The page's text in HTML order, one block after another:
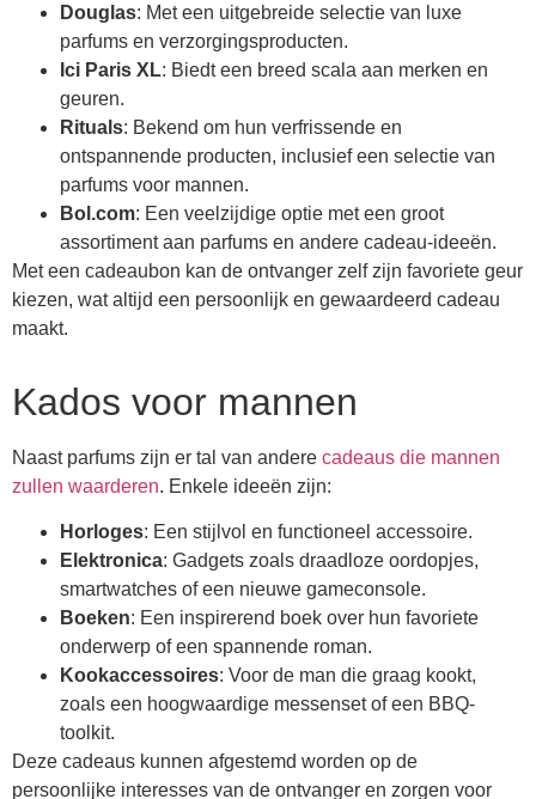
Douglas: Met een uitgebreide selectie van luxe
parfums en verzorgingsproducten.
Ici Paris XL: Biedt een breed scala aan merken en
geuren.
Rituals: Bekend om hun verfrissende en
ontspannende producten, inclusief een selectie van
parfums voor mannen.
Bol.com: Een veelzijdige optie met een groot
assortiment aan parfums en andere cadeau-ideeën.
Met een cadeaubon kan de ontvanger zelf zijn favoriete geur
kiezen, wat altijd een persoonlijk en gewaardeerd cadeau
maakt.
Kados voor mannen
Naast parfums zijn er tal van andere cadeaus die mannen
zullen waarderen. Enkele ideeën zijn:
Horloges: Een stijlvol en functioneel accessoire.
Elektronica: Gadgets zoals draadloze oordopjes,
smartwatches of een nieuwe gameconsole.
Boeken: Een inspirerend boek over hun favoriete
onderwerp of een spannende roman.
Kookaccessoires: Voor de man die graag kookt,
zoals een hoogwaardige messenset of een BBQ-
toolkit.
Deze cadeaus kunnen afgestemd worden op de
persoonlijke interesses van de ontvanger en zorgen voor